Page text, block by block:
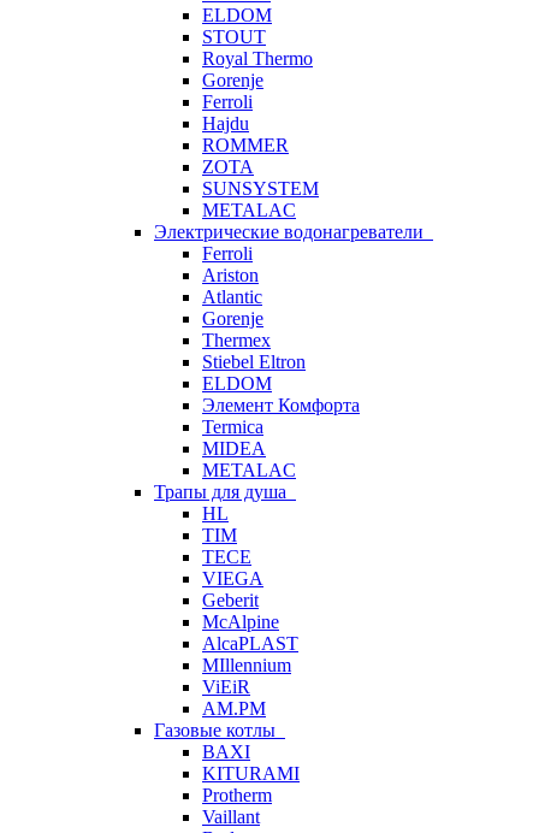
ELDOM
STOUT
Royal Thermo
Gorenje
Ferroli
Hajdu
ROMMER
ZOTA
SUNSYSTEM
METALAC
Электрические водонагреватели
Ferroli
Ariston
Atlantic
Gorenje
Thermex
Stiebel Eltron
ELDOM
Элемент Комфорта
Termica
MIDEA
METALAC
Трапы для душа
HL
TIM
TECE
VIEGA
Geberit
McAlpine
AlcaPLAST
MIllennium
ViEiR
AM.PM
Газовые котлы
BAXI
KITURAMI
Protherm
Vaillant